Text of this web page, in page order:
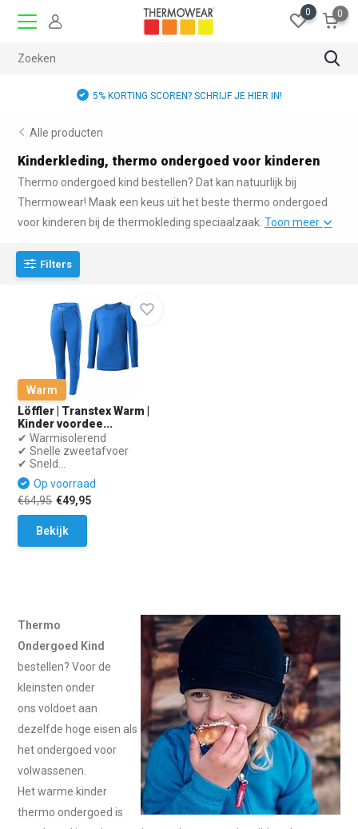
0 0
5% KORTING SCOREN? SCHRIJF JE HIER IN!
Alle producten
Kinderkleding, thermo ondergoed voor kinderen
Thermo ondergoed kind bestellen? Dat kan natuurlijk bij
Thermowear! Maak een keus uit het beste thermo ondergoed
voor kinderen bij de thermokleding speciaalzaak.Toon meer
Filters
Warm
Löffler | Transtex Warm |
Kinder voordee...
✔ Warmisolerend
✔ Snelle zweetafvoer
✔ Sneld...
Op voorraad
€64,95 €49,95
Bekijk
Thermo
Ondergoed Kind
bestellen? Voor de
kleinsten onder
ons voldoet aan
dezelfde hoge eisen als
het ondergoed voor
volwassenen.
Het warme kinder
thermo ondergoed is